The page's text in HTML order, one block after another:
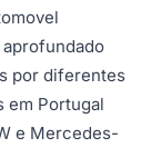
por diferentes
em Portugal
e Mercedes-